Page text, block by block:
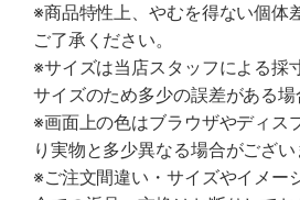
※商品特性上、やむを得ない個体
ご了承ください。
※サイズは当店スタッフによる採
サイズのため多少の誤差がある場
※画面上の色はブラウザやディス
り実物と多少異なる場合がござい
※ご注文間違い・サイズやイメー